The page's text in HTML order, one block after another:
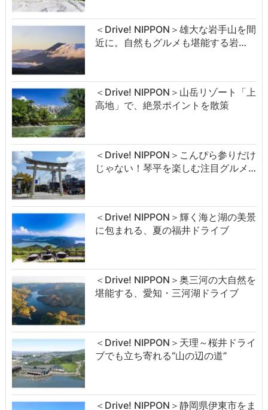
＜Drive! NIPPON＞雄大な岩手山を間
近に。自然もグルメも堪能する岩…
＜Drive! NIPPON＞山岳リゾート「上
高地」で、絶景ポイントを散策
＜Drive! NIPPON＞こんぴら参りだけ
じゃない！琴平を楽しむ注目グルメ…
＜Drive! NIPPON＞輝く海と湖の美景
に包まれる、夏の福井ドライブ
＜Drive! NIPPON＞奥三河の大自然を
堪能する、愛知・三河湖ドライブ
＜Drive! NIPPON＞天理～桜井ドライ
ブでも立ち寄れる“山の辺の道”
＜Drive! NIPPON＞静岡県伊東市をま